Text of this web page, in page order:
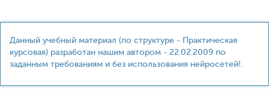
Данный учебный материал (по структуре - Практическая
курсовая) разработан нашим автором - 22.02.2009 по
заданным требованиям и без использования нейросетей!.